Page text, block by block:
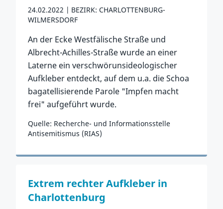
24.02.2022
BEZIRK: CHARLOTTENBURG-
WILMERSDORF
An der Ecke Westfälische Straße und
Albrecht-Achilles-Straße wurde an einer
Laterne ein verschwörunsideologischer
Aufkleber entdeckt, auf dem u.a. die Schoa
bagatellisierende Parole "Impfen macht
frei" aufgeführt wurde.
Quelle: Recherche- und Informationsstelle
Antisemitismus (RIAS)
Zum Vorfall
Extrem rechter Aufkleber in
Charlottenburg